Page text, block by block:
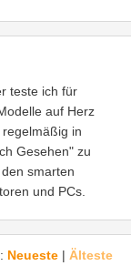
teste ich für
auf Herz
in
Gesehen" zu
smarten
und PCs.
Neueste | Älteste